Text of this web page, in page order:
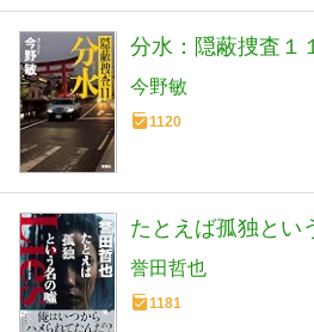
分水：隠蔽捜査１
今野敏
1120
たとえば孤独とい
誉田哲也
1181